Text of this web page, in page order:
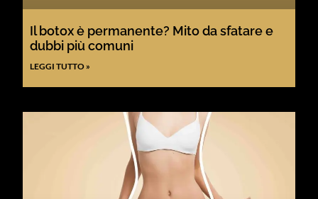
Il botox è permanente? Mito da sfatare e
dubbi più comuni
LEGGI TUTTO »